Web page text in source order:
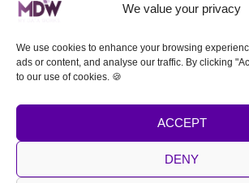
We value your privacy
We use cookies to enhance your browsing
ads or content, and analyse our traffic. By clicking
to our use of cookies. 🍪
ACCEPT
DENY
Passage de la Boule Blanche, 7 | Paris 75012
MDW Switzerland
MDW Spain
Calle Princesa, 2 | Madrid